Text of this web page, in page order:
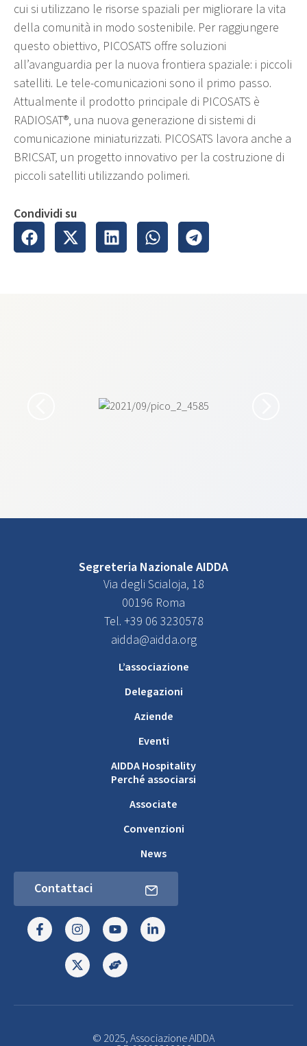
cui si utilizzano le risorse spaziali per migliorare la vita
della comunità in modo sostenibile. Per raggiungere
questo obiettivo, PICOSATS offre soluzioni
all’avanguardia per la nuova frontiera spaziale: i piccoli
satelliti. Le tele-comunicazioni sono il primo passo.
Attualmente il prodotto principale di PICOSATS è
RADIOSAT®, una nuova generazione di sistemi di
comunicazione miniaturizzati. PICOSATS lavora anche a
BRICSAT, un progetto innovativo per la costruzione di
piccoli satelliti utilizzando polimeri.
Condividi su
Segreteria Nazionale AIDDA
Via degli Scialoja, 18
00196 Roma
Tel. +39 06 3230578
aidda@aidda.org
L’associazione
Delegazioni
Aziende
Eventi
AIDDA Hospitality
Perché associarsi
Associate
Convenzioni
News
Contattaci
© 2025, Associazione AIDDA